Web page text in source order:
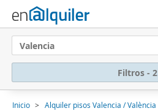
Valencia
Filtros - 2
Inicio Alquiler pisos Valencia / València